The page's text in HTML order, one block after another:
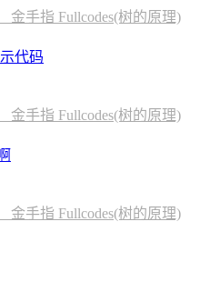
金手指 Fullcodes(树的原理)
代码
金手指 Fullcodes(树的原理)
金手指 Fullcodes(树的原理)